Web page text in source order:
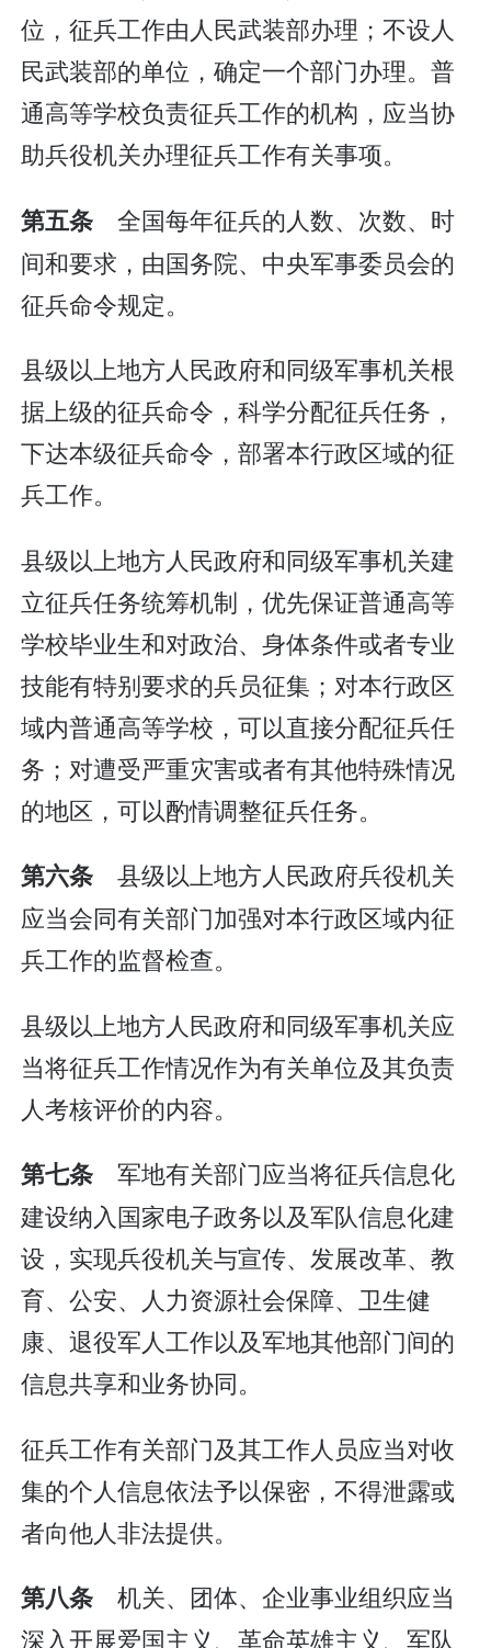
位，征兵工作由人民武装部办理；不设人
民武装部的单位，确定一个部门办理。普
通高等学校负责征兵工作的机构，应当协
助兵役机关办理征兵工作有关事项。
第五条 全国每年征兵的人数、次数、时
间和要求，由国务院、中央军事委员会的
征兵命令规定。
县级以上地方人民政府和同级军事机关根
据上级的征兵命令，科学分配征兵任务，
下达本级征兵命令，部署本行政区域的征
兵工作。
县级以上地方人民政府和同级军事机关建
立征兵任务统筹机制，优先保证普通高等
学校毕业生和对政治、身体条件或者专业
技能有特别要求的兵员征集；对本行政区
域内普通高等学校，可以直接分配征兵任
务；对遭受严重灾害或者有其他特殊情况
的地区，可以酌情调整征兵任务。
第六条 县级以上地方人民政府兵役机关
应当会同有关部门加强对本行政区域内征
兵工作的监督检查。
县级以上地方人民政府和同级军事机关应
当将征兵工作情况作为有关单位及其负责
人考核评价的内容。
第七条 军地有关部门应当将征兵信息化
建设纳入国家电子政务以及军队信息化建
设，实现兵役机关与宣传、发展改革、教
育、公安、人力资源社会保障、卫生健
康、退役军人工作以及军地其他部门间的
信息共享和业务协同。
征兵工作有关部门及其工作人员应当对收
集的个人信息依法予以保密，不得泄露或
者向他人非法提供。
第八条 机关、团体、企业事业组织应当
深入开展爱国主义、革命英雄主义、军队